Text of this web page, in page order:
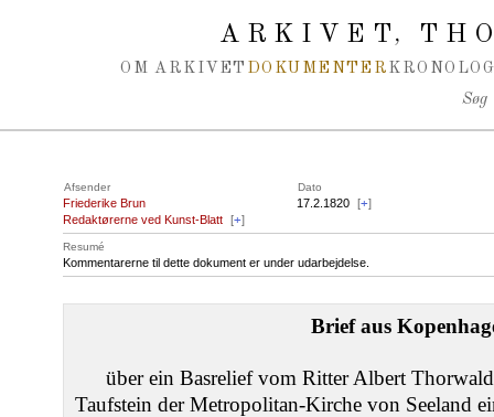
ARKIVET,
OM ARKIVET DOKUMENTER
Søg
Afsender Dato
Friederike Brun
Redaktørerne ved Kunst-Blatt
[+]
17.2.1820 [+]
Resumé
Kommentarerne til dette dokument er under udarbejdelse.
Brief aus
über ein Basrelief vom Ritter Albert
Taufstein der Metropolitan-Kirche von Seeland